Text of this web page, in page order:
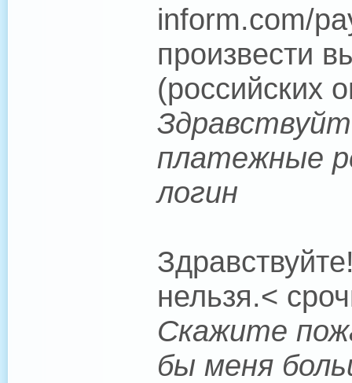
inform.com/
произвести
(российских
платежные
логин
нельзя.<
Скажите
бы меня